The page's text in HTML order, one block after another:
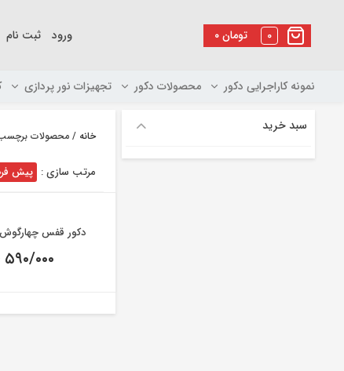
۰تومان 0 ورود ثبت نام
نمونه کاراجرایی دکور محصولات دکور تجهیزات نور پردازی
خانه / محصولات برچسب
مرتب سازی : پیش
دکور قفس
۵۹۰/۰۰۰
سبد خرید